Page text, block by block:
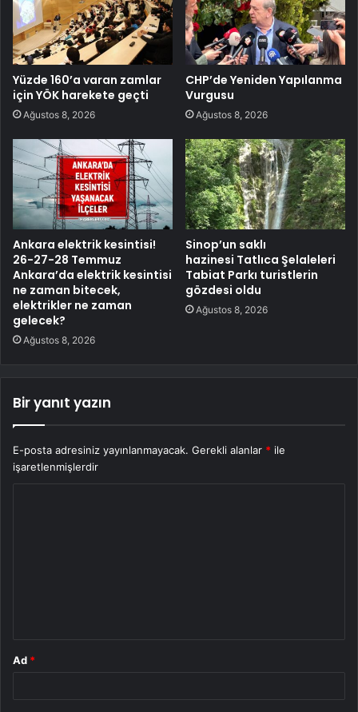
Yüzde 160’a varan zamlar
için YÖK harekete geçti
Ağustos 8, 2026
CHP’de Yeniden Yapılanma
Vurgusu
Ağustos 8, 2026
Ankara elektrik kesintisi!
26-27-28 Temmuz
Ankara’da elektrik kesintisi
ne zaman bitecek,
elektrikler ne zaman
gelecek?
Ağustos 8, 2026
Sinop’un saklı
hazinesi Tatlıca Şelaleleri
Tabiat Parkı turistlerin
gözdesi oldu
Ağustos 8, 2026
Bir yanıt yazın
E-posta adresiniz yayınlanmayacak. Gerekli alanlar * ile
işaretlenmişlerdir
Ad *